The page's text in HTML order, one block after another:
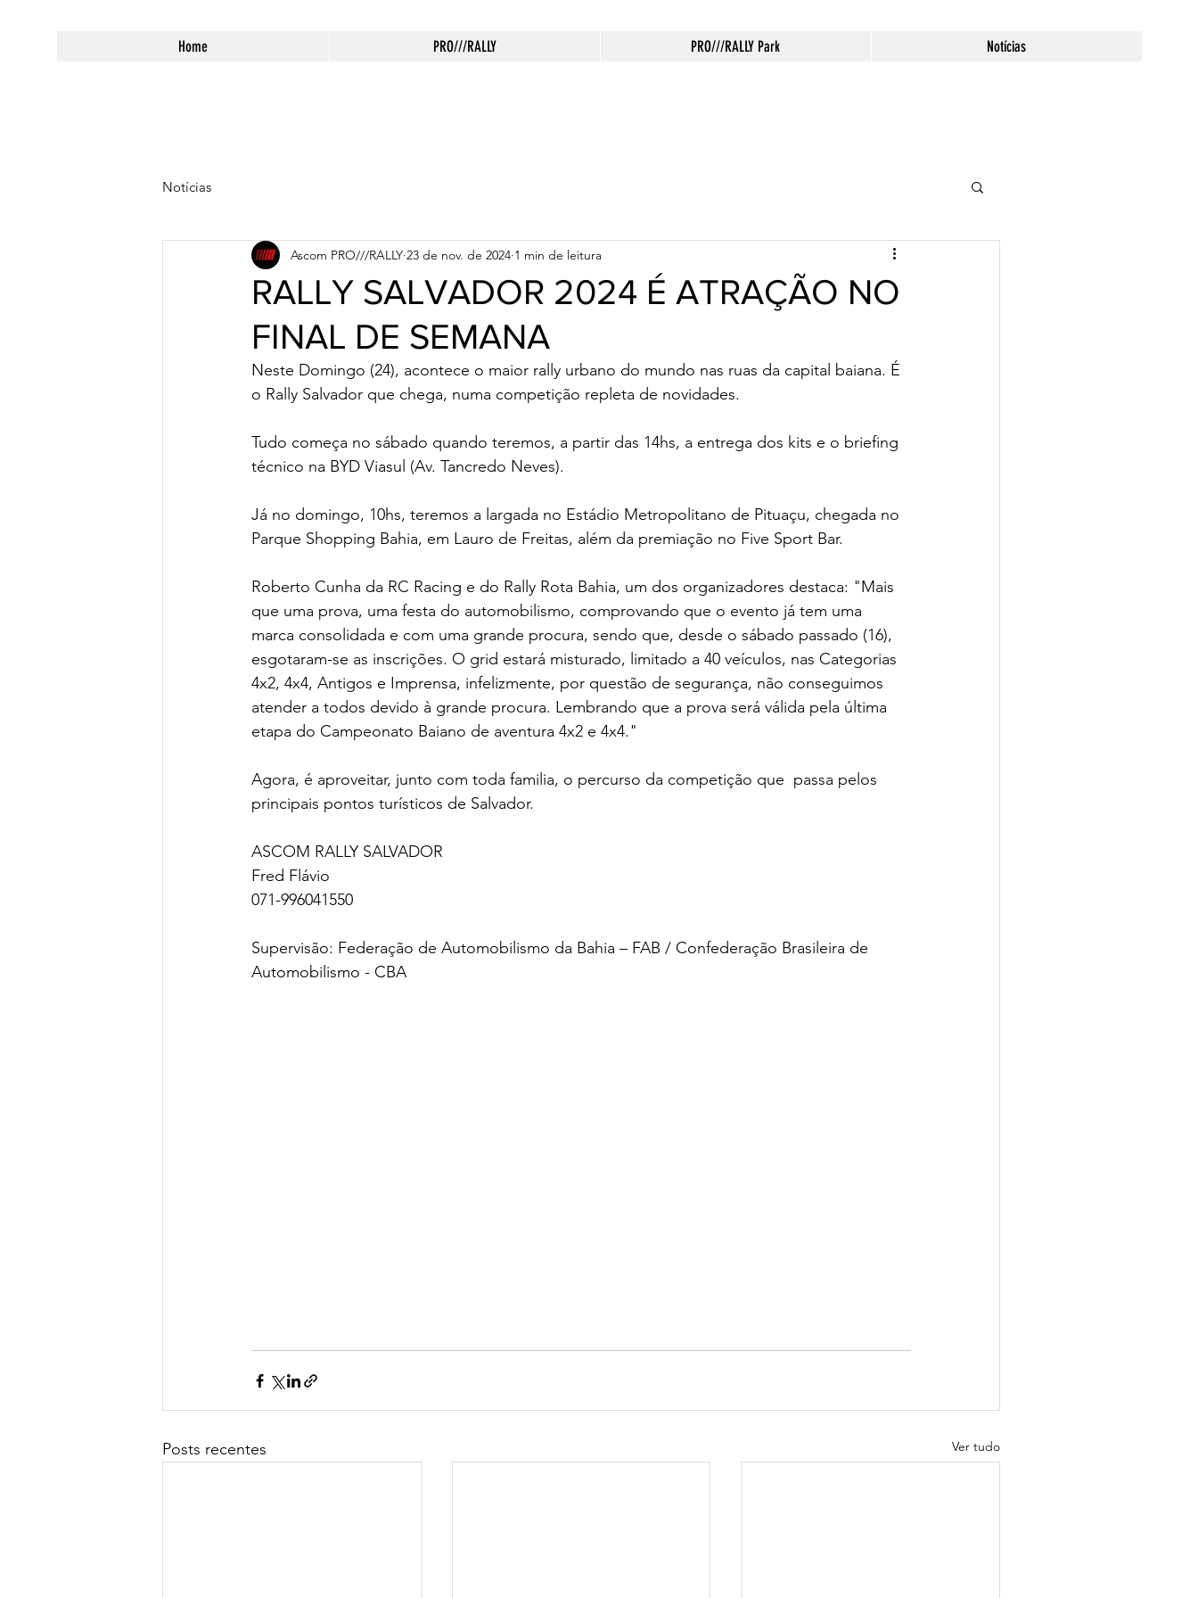
Home PRO///RALLY PRO///RALLY Park Notícias
Notícias
RALLY SALVADOR 2024 É ATRAÇÃO NO
FINAL DE SEMANA
Ascom PRO///RALLY 23 de nov. de 2024 1 min de leitura
Neste Domingo (24), acontece o maior rally urbano do mundo nas ruas da capital baiana. É
o Rally Salvador que chega, numa competição repleta de novidades.
Tudo começa no sábado quando teremos, a partir das 14hs, a entrega dos kits e o briefing
técnico na BYD Viasul (Av. Tancredo Neves).
Já no domingo, 10hs, teremos a largada no Estádio Metropolitano de Pituaçu, chegada no
Parque Shopping Bahia, em Lauro de Freitas, além da premiação no Five Sport Bar.
Roberto Cunha da RC Racing e do Rally Rota Bahia, um dos organizadores destaca: "Mais
que uma prova, uma festa do automobilismo, comprovando que o evento já tem uma
marca consolidada e com uma grande procura, sendo que, desde o sábado passado (16),
esgotaram-se as inscrições. O grid estará misturado, limitado a 40 veículos, nas Categorias
4x2, 4x4, Antigos e Imprensa, infelizmente, por questão de segurança, não conseguimos
atender a todos devido à grande procura. Lembrando que a prova será válida pela última
etapa do Campeonato Baiano de aventura 4x2 e 4x4."
Agora, é aproveitar, junto com toda familia, o percurso da competição que  passa pelos
principais pontos turísticos de Salvador.
ASCOM RALLY SALVADOR
Fred Flávio
071-996041550
Supervisão: Federação de Automobilismo da Bahia – FAB / Confederação Brasileira de
Automobilismo - CBA
Posts recentes Ver tudo